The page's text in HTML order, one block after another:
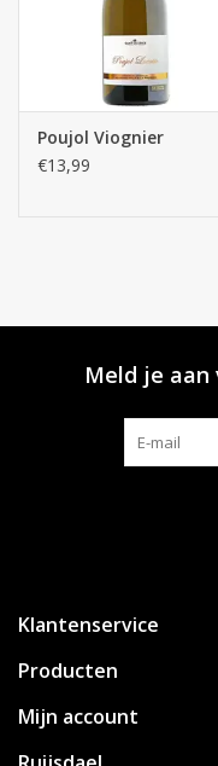
Poujol Viognier
€13,99
Meld je aan
Klantenservice
Producten
Mijn account